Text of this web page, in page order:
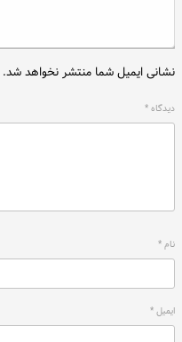
نشانی ایمیل شما منتشر نخواهد شد.
دیدگاه*
نام*
ایمیل*